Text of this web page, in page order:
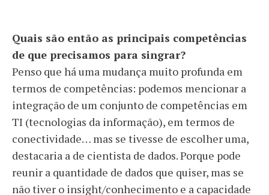
Quais são então as principais competências
de que precisamos para singrar?
Penso que há uma mudança muito profunda em
termos de competências: podemos mencionar a
integração de um conjunto de competências em
TI (tecnologias da informação), em termos de
conectividade… mas se tivesse de escolher uma,
destacaria a de cientista de dados. Porque pode
reunir a quantidade de dados que quiser, mas se
não tiver o insight/conhecimento e a capacidade